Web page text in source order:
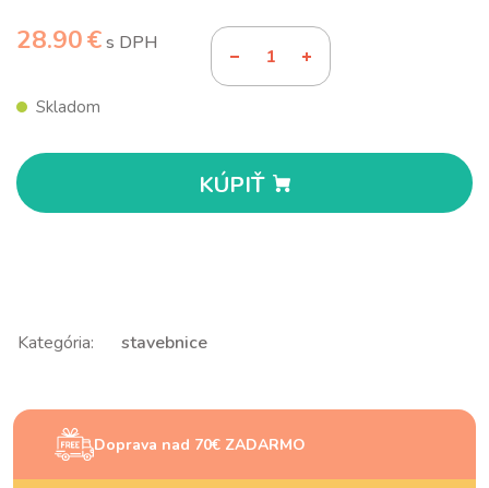
28.90 €s DPH
Skladom
KÚPIŤ
Kategória: stavebnice
Doprava nad 70€ ZADARMO